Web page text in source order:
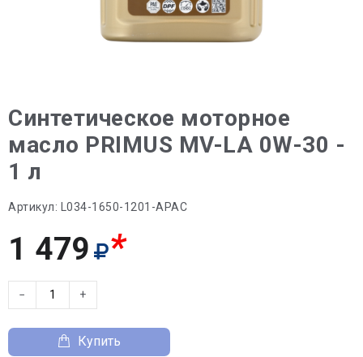
Синтетическое моторное
масло PRIMUS MV-LA 0W-30 -
1 л
Артикул: L034-1650-1201-APAC
1 479 *
− +
Купить